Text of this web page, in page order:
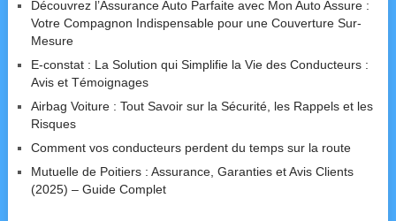
Découvrez l’Assurance Auto Parfaite avec Mon Auto Assure :
Votre Compagnon Indispensable pour une Couverture Sur-
Mesure
E-constat : La Solution qui Simplifie la Vie des Conducteurs :
Avis et Témoignages
Airbag Voiture : Tout Savoir sur la Sécurité, les Rappels et les
Risques
Comment vos conducteurs perdent du temps sur la route
Mutuelle de Poitiers : Assurance, Garanties et Avis Clients
(2025) – Guide Complet